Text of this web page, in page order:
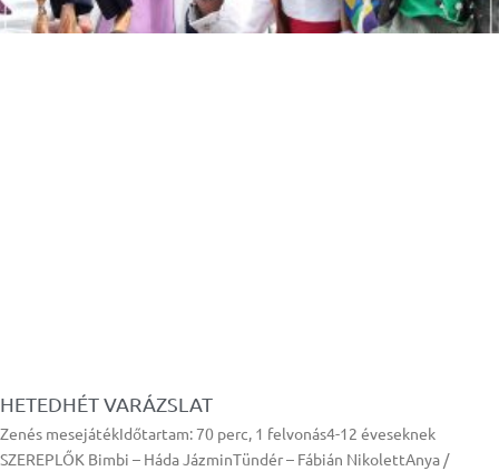
HETEDHÉT VARÁZSLAT
Zenés mesejátékIdőtartam: 70 perc, 1 felvonás4-12 éveseknek
SZEREPLŐK Bimbi – Háda JázminTündér – Fábián NikolettAnya /